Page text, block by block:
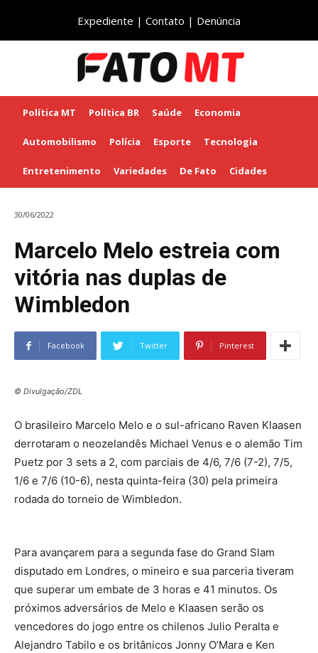
Expediente | Contato | Denúncia
Política MT Política BR Saúde Economia
Automobilismo Polícia Esporte Tecnologia
Entretenimento Variedades De Fato Cidades
30/06/2022
Marcelo Melo estreia com
vitória nas duplas de
Wimbledon
Facebook Twitter Pinterest
© Divulgação/ZDL
O brasileiro Marcelo Melo e o sul-africano Raven Klaasen
derrotaram o neozelandês Michael Venus e o alemão Tim
Puetz por 3 sets a 2, com parciais de 4/6, 7/6 (7-2), 7/5,
1/6 e 7/6 (10-6), nesta quinta-feira (30) pela primeira
rodada do torneio de Wimbledon.
Para avançarem para a segunda fase do Grand Slam
disputado em Londres, o mineiro e sua parceria tiveram
que superar um embate de 3 horas e 41 minutos. Os
próximos adversários de Melo e Klaasen serão os
vencedores do jogo entre os chilenos Julio Peralta e
Alejandro Tabilo e os britânicos Jonny O’Mara e Ken